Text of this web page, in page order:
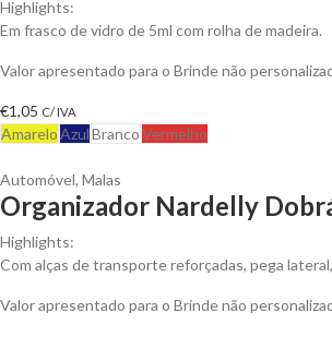
Highlights:
Em frasco de vidro de 5ml com rolha de madeira.
Valor apresentado para o Brinde não
€1,05 C/ IVA
AmareloAzulBrancoVermelho
Automóvel, Malas
Organizador Nardelly
Highlights:
Com alças de transporte reforçadas, pega
Valor apresentado para o Brinde não